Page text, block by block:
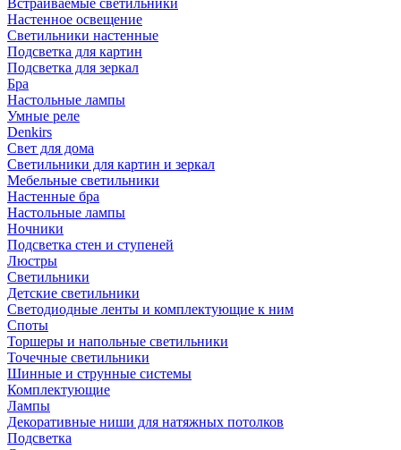
Встраиваемые светильники
Настенное освещение
Светильники настенные
Подсветка для картин
Подсветка для зеркал
Бра
Настольные лампы
Умные реле
Denkirs
Свет для дома
Светильники для картин и зеркал
Мебельные светильники
Настенные бра
Настольные лампы
Ночники
Подсветка стен и ступеней
Люстры
Светильники
Детские светильники
Светодиодные ленты и комплектующие к ним
Споты
Торшеры и напольные светильники
Точечные светильники
Шинные и струнные системы
Комплектующие
Лампы
Декоративные ниши для натяжных потолков
Подсветка